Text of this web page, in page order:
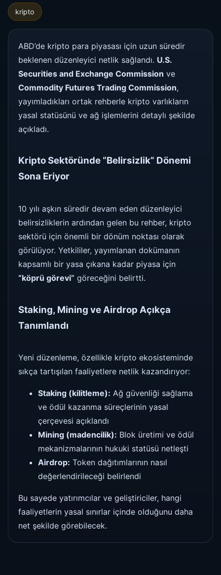
kripto
ABD’de kripto para piyasası için uzun süredir
beklenen düzenleyici netlik sağlandı. U.S.
Securities and Exchange Commission ve
Commodity Futures Trading Commission,
yayımladıkları ortak rehberle kripto varlıkların
yasal statüsünü ve ağ işlemlerini detaylı şekilde
açıkladı.
Kripto Sektöründe “Belirsizlik” Dönemi
Sona Eriyor
10 yılı aşkın süredir devam eden düzenleyici
belirsizliklerin ardından gelen bu rehber, kripto
sektörü için önemli bir dönüm noktası olarak
görülüyor. Yetkililer, yayımlanan dokümanın
kapsamlı bir yasa çıkana kadar piyasa için
“köprü görevi” göreceğini belirtti.
Staking, Mining ve Airdrop Açıkça
Tanımlandı
Yeni düzenleme, özellikle kripto ekosisteminde
sıkça tartışılan faaliyetlere netlik kazandırıyor:
Staking (kilitleme): Ağ güvenliği sağlama
ve ödül kazanma süreçlerinin yasal
çerçevesi açıklandı
Mining (madencilik): Blok üretimi ve ödül
mekanizmalarının hukuki statüsü netleşti
Airdrop: Token dağıtımlarının nasıl
değerlendirileceği belirlendi
Bu sayede yatırımcılar ve geliştiriciler, hangi
faaliyetlerin yasal sınırlar içinde olduğunu daha
net şekilde görebilecek.